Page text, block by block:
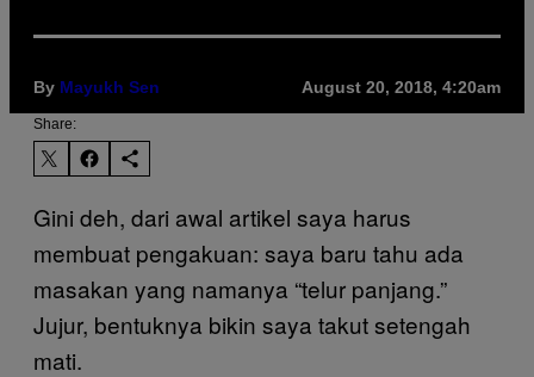
By Mayukh Sen August 20, 2018, 4:20am
Share:
Gini deh, dari awal artikel saya harus
membuat pengakuan: saya baru tahu ada
masakan yang namanya “telur panjang.”
Jujur, bentuknya bikin saya takut setengah
mati.